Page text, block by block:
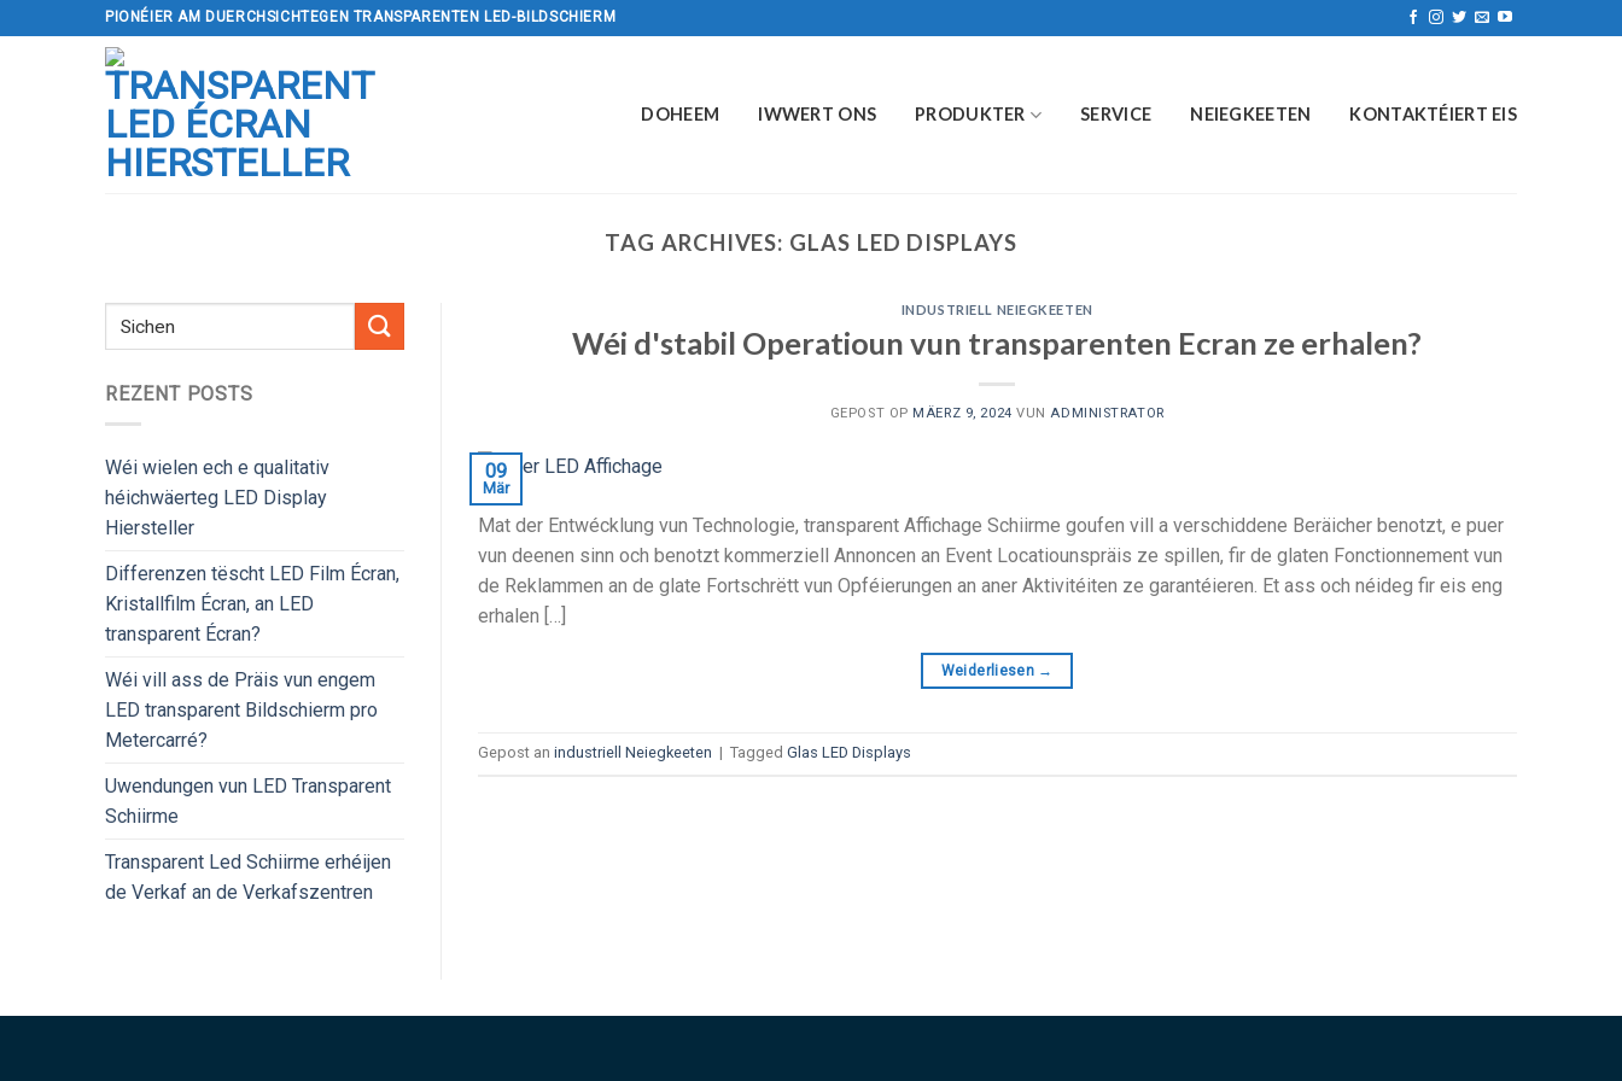
op
PIONÉIER AM DUERCHSICHTEGEN TRANSPARENTEN LED-BILDSCHIERM
DOHEEM IWWERT ONS PRODUKTER SERVICE NEIEGKEETEN KONTAKTÉIERT EIS
TAG ARCHIVES: GLAS LED DISPLAYS
REZENT POSTS
Wéi wielen ech e qualitativ
héichwäerteg LED Display
Hiersteller
Differenzen tëscht LED Film Écran,
Kristallfilm Écran, an LED
transparent Écran?
Wéi vill ass de Präis vun engem
LED transparent Bildschierm pro
Metercarré?
Uwendungen vun LED Transparent
Schiirme
Transparent Led Schiirme erhéijen
de Verkaf an de Verkafszentren
INDUSTRIELL NEIEGKEETEN
Wéi d'stabil Operatioun vun transparenten Ecran ze erhalen?
GEPOST OP MÄERZ 9, 2024 VUNADMINISTRATOR
09
Mär
Mat der Entwécklung vun Technologie, transparent Affichage Schiirme goufen vill a verschiddene Beräicher benotzt, e puer
vun deenen sinn och benotzt kommerziell Annoncen an Event Locatiounspräis ze spillen, fir de glaten Fonctionnement vun
de Reklammen an de glate Fortschrëtt vun Opféierungen an aner Aktivitéiten ze garantéieren. Et ass och néideg fir eis eng
erhalen […]
Weiderliesen →
Gepost an industriell Neiegkeeten | Tagged Glas LED Displays